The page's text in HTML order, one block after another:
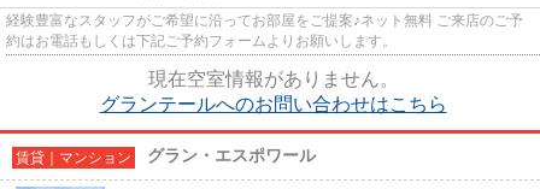
経験豊富なスタッフがご希望に沿ってお部屋をご提案♪ネット無料 ご来店のご予
約はお電話もしくは下記ご予約フォームよりお願いします。
現在空室情報がありません。
グランテールへのお問い合わせはこちら
賃貸｜マンション グラン・エスポワール